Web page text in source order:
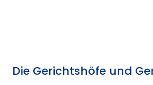
Die Gerichtshöfe und